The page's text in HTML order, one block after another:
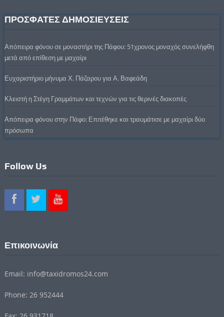
ΠΡΟΣΦΑΤΕΣ ΔΗΜΟΣΙΕΥΣΕΙΣ
Απόπειρα φόνου σε μοναστήρι της Πάφου: 51χρονος μοναχός συνελήφθη
μετά από επίθεση με μαχαίρι
Ευχαριστήριο μήνυμα Χ. Πάζαρου για Α. Βαφεάδη
Κλειστή η Στέγη Γραμμάτων και τεχνών για τις θερινές διακοπές
Απόπειρα φόνου στην Πάφο: Επιτέθηκε και τραυμάτισε με μαχαίρι δύο
πρόσωπα
Follow Us
Επικοινωνία
Email: info@taxidromos24.com
Phone: 26 952444